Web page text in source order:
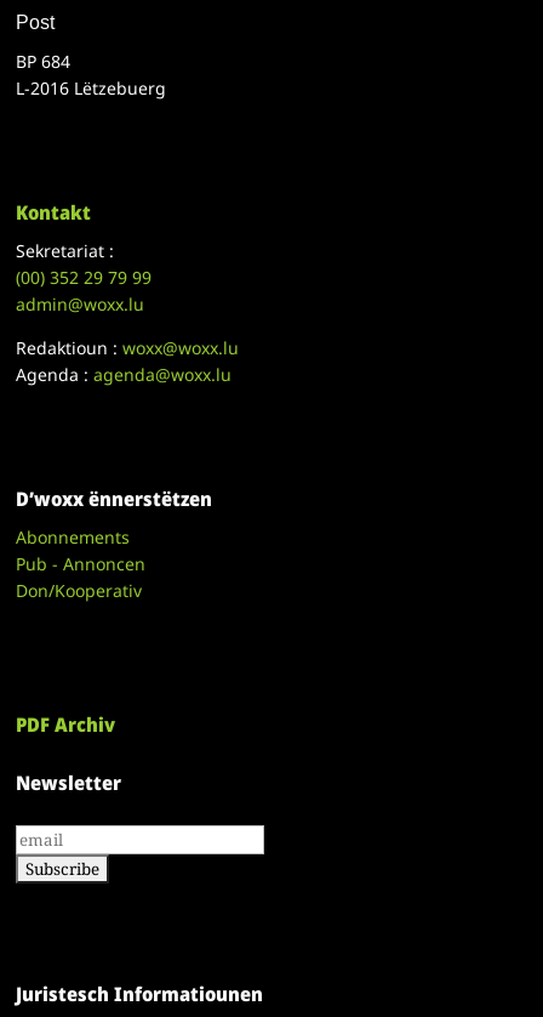
Post
BP 684
L-2016 Lëtzebuerg
Kontakt
Sekretariat :
(00)352 29 79 99
admin@woxx.lu
Redaktioun :woxx@woxx.lu
Agenda :agenda@woxx.lu
D’woxx ënnerstëtzen
Abonnements
Pub - Annoncen
Don/Kooperativ
PDF Archiv
Newsletter
Juristesch Informatiounen